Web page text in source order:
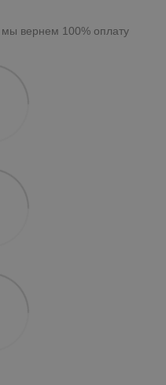
вернем 100% оплату